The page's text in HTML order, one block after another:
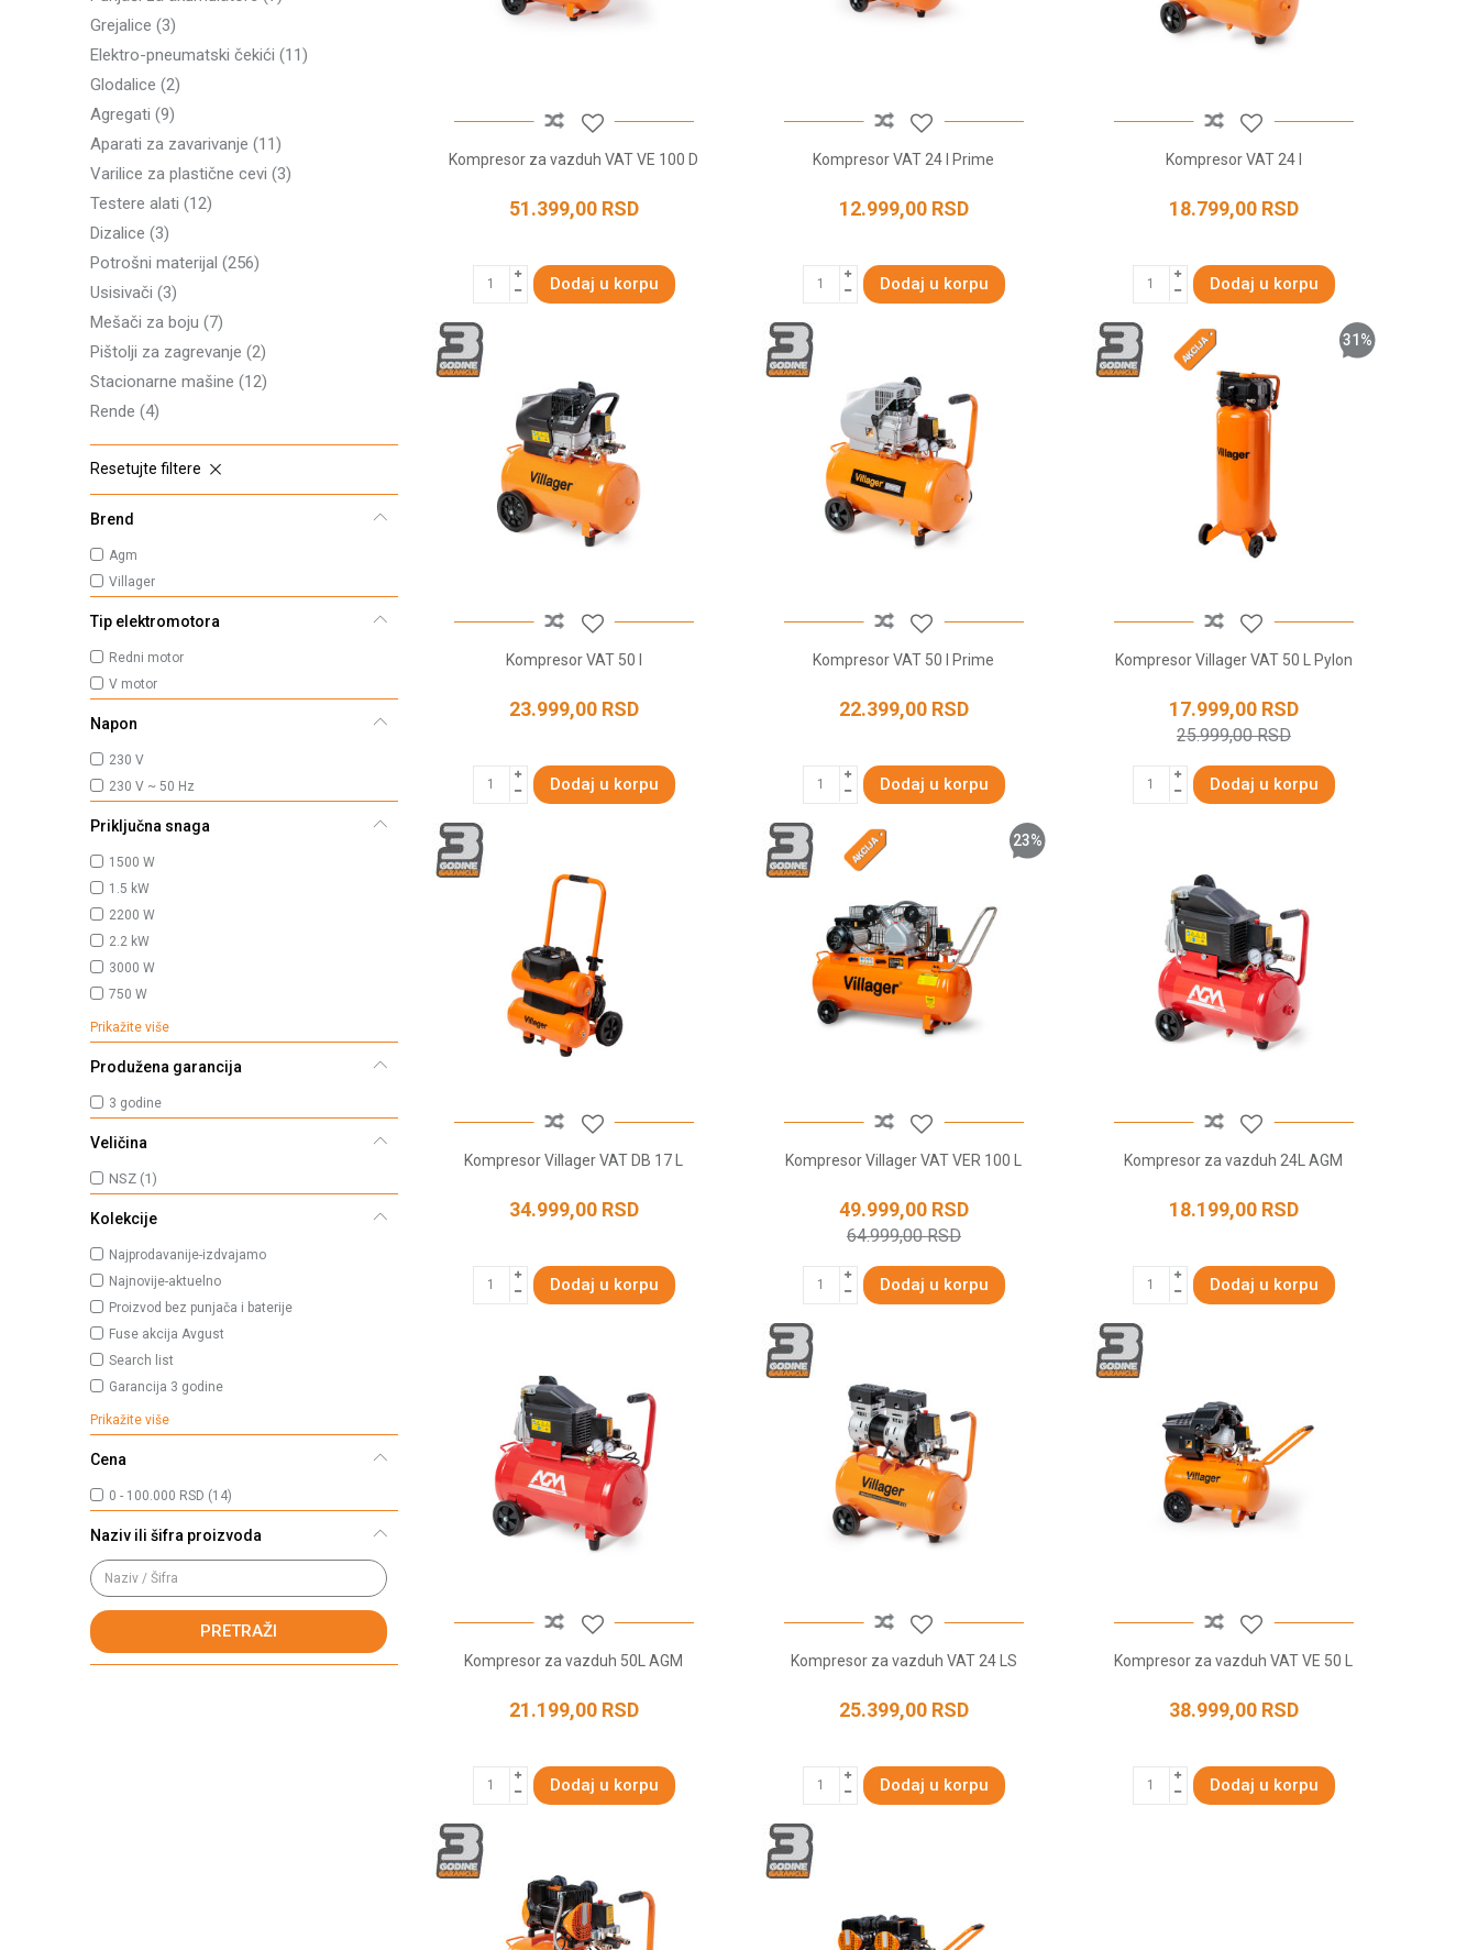
Grejalice (3)
Elektro-pneumatski čekići (11)
Glodalice (2)
Agregati (9)
Aparati za zavarivanje (11)
Varilice za plastične cevi (3)
Testere alati (12)
Dizalice (3)
Potrošni materijal (256)
Usisivači (3)
Mešači za boju (7)
Pištolji za zagrevanje (2)
Stacionarne mašine (12)
Rende (4)
Resetujte filtere
Brend
Agm
Villager
Tip elektromotora
Redni motor
V motor
Napon
230 V
230 V ~ 50 Hz
Priključna snaga
1500 W
1.5 kW
2200 W
2.2 kW
3000 W
750 W
Prikažite više
Produžena garancija
3 godine
Veličina
NSZ (1)
Kolekcije
Najprodavanije-izdvajamo
Najnovije-aktuelno
Proizvod bez punjača i baterije
Fuse akcija Avgust
Search list
Garancija 3 godine
Prikažite više
Cena
0 - 100.000 RSD (14)
Naziv ili šifra proizvoda
PRETRAŽI
Kompresor za vazduh VAT VE 100 D
51.399,00 RSD
Dodaj u korpu
Kompresor VAT 24 l Prime
12.999,00 RSD
Dodaj u korpu
Kompresor VAT 24 l
18.799,00 RSD
Dodaj u korpu
Kompresor VAT 50 l
23.999,00 RSD
Dodaj u korpu
Kompresor VAT 50 l Prime
22.399,00 RSD
Dodaj u korpu
31 %
Kompresor Villager VAT 50 L Pylon
17.999,00 RSD
25.999,00RSD
Dodaj u korpu
Kompresor Villager VAT DB 17 L
34.999,00 RSD
Dodaj u korpu
23%
Kompresor Villager VAT VER 100 L
49.999,00 RSD
64.999,00RSD
Dodaj u korpu
Kompresor za vazduh 24L AGM
18.199,00 RSD
Dodaj u korpu
Kompresor za vazduh 50L AGM
21.199,00 RSD
Dodaj u korpu
Kompresor za vazduh VAT 24 LS
25.399,00 RSD
Dodaj u korpu
Kompresor za vazduh VAT VE 50 L
38.999,00 RSD
Dodaj u korpu